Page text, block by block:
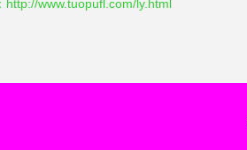
http://www.tuopufl.com/ly.html